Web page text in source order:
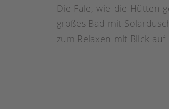
Die Fale, wie die Hütten
großes Bad mit
zum Relaxen mit Blick